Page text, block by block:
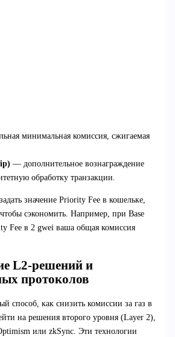
минимальная комиссия, сжигаемая
— дополнительное вознаграждение
обработку транзакции.
значение Priority Fee в кошельке,
сэкономить. Например, при Base
Fee в 2 gwei ваша общая комиссия
L2-решений и
протоколов
способ, как снизить комиссии за газ в
на решения второго уровня (Layer 2),
или zkSync. Эти технологии